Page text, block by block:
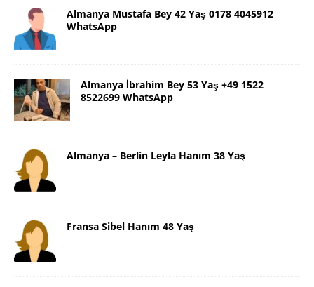
Almanya Mustafa Bey 42 Yaş 0178 4045912
WhatsApp
Almanya İbrahim Bey 53 Yaş +49 1522
8522699 WhatsApp
Almanya – Berlin Leyla Hanım 38 Yaş
Fransa Sibel Hanım 48 Yaş